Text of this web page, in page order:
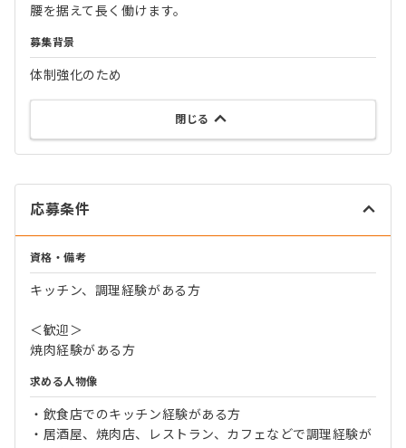
腰を据えて長く働けます。
募集背景
体制強化のため
閉じる
応募条件
資格・備考
キッチン、調理経験がある方
＜歓迎＞
焼肉経験がある方
求める人物像
・飲食店でのキッチン経験がある方
・居酒屋、焼肉店、レストラン、カフェなどで調理経験が